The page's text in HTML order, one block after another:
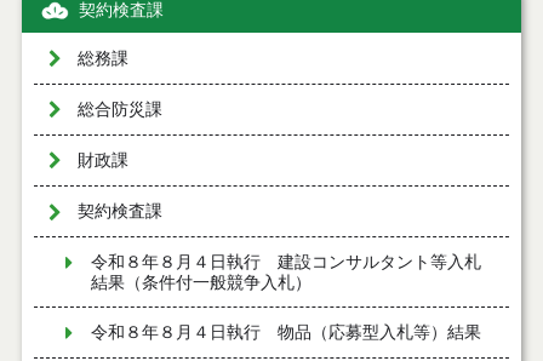
契約検査課
総務課
総合防災課
財政課
契約検査課
令和８年８月４日執行 建設コンサルタント等入札
結果（条件付一般競争入札）
令和８年８月４日執行 物品（応募型入札等）結果